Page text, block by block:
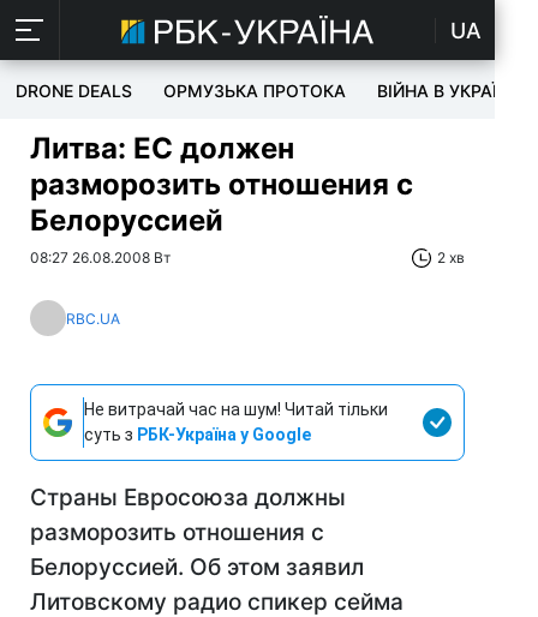
UA
DRONE DEALS ОРМУЗЬКА ПРОТОКА ВІЙНА В УКРАЇНІ
Литва: ЕС должен
разморозить отношения с
Белоруссией
08:27 26.08.2008 Вт 2 хв
RBC.UA
Не витрачай час на шум! Читай тільки
суть з РБК-Україна у Google
Страны Евросоюза должны
разморозить отношения с
Белоруссией. Об этом заявил
Литовскому радио спикер сейма